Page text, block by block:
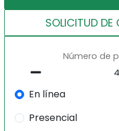
SOLICITUD
Número de
En línea
Presencial